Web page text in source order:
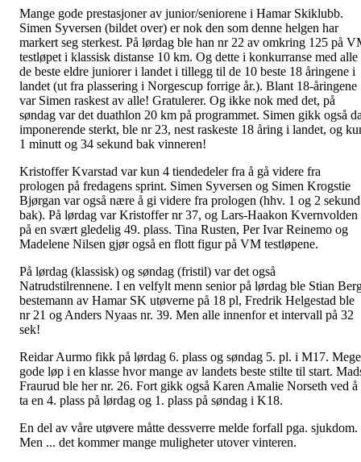
Mange gode prestasjoner av junior/seniorene i Hamar Skiklubb.
Simen Syversen (bildet over) er nok den som denne helgen har
markert seg sterkest. På lørdag ble han nr 22 av omkring 125 på
testløpet i klassisk distanse 10 km. Og dette i konkurranse med alle
de beste eldre juniorer i landet i tillegg til de 10 beste 18 åringene i
landet (ut fra plassering i Norgescup forrige år.). Blant 18-åringene
var Simen raskest av alle! Gratulerer. Og ikke nok med det, på
søndag var det duathlon 20 km på programmet. Simen gikk også
imponerende sterkt, ble nr 23, nest raskeste 18 åring i landet, og
1 minutt og 34 sekund bak vinneren!
Kristoffer Kvarstad var kun 4 tiendedeler fra å gå videre fra
prologen på fredagens sprint. Simen Syversen og Simen Krogstie
Bjørgan var også nære å gi videre fra prologen (hhv. 1 og 2 sekund
bak). På lørdag var Kristoffer nr 37, og Lars-Haakon Kvernvolden
på en svært gledelig 49. plass. Tina Rusten, Per Ivar Reinemo og
Madelene Nilsen gjør også en flott figur på VM testløpene.
På lørdag (klassisk) og søndag (fristil) var det også
Natrudstilrennene. I en velfylt menn senior på lørdag ble Stian
bestemann av Hamar SK utøverne på 18 pl, Fredrik Helgestad ble
nr 21 og Anders Nyaas nr. 39. Men alle innenfor et intervall på 32
sek!
Reidar Aurmo fikk på lørdag 6. plass og søndag 5. pl. i M17.
gode løp i en klasse hvor mange av landets beste stilte til start.
Fraurud ble her nr. 26. Fort gikk også Karen Amalie Norseth ved å
ta en 4. plass på lørdag og 1. plass på søndag i K18.
En del av våre utøvere måtte dessverre melde forfall pga. sjukdom.
Men ... det kommer mange muligheter utover vinteren.